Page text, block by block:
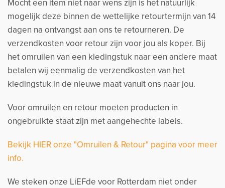
Mocht een item niet naar wens zijn is het natuurlijk
mogelijk deze binnen de wettelijke retourtermijn van 14
dagen na ontvangst aan ons te retourneren. De
verzendkosten voor retour zijn voor jou als koper. Bij
het omruilen van een kledingstuk naar een andere maat
betalen wij eenmalig de verzendkosten van het
kledingstuk in de nieuwe maat vanuit ons naar jou.
Voor omruilen en retour moeten producten in
ongebruikte staat zijn met aangehechte labels.
Bekijk HIER onze "Omruilen & Retour" pagina voor meer
info.
We steken onze LiEFde voor Rotterdam niet onder